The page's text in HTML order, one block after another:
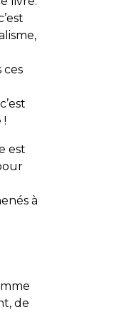
ces
!
est
à
de